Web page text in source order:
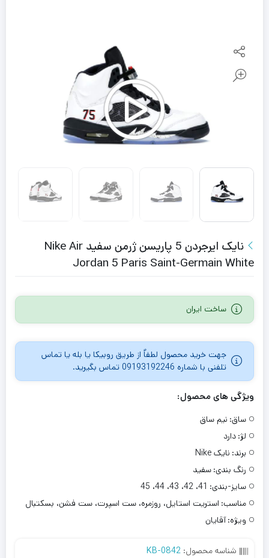
نایک ایرجردن 5 پاریسن ژرمن سفید Nike Air
Jordan 5 Paris Saint-Germain White
ساخت ایران
جهت خرید محصول لطفاٌ از طریق روبیکا یا بله یا تماس
تلفنی با شماره 09193192246 تماس بگیرید.
ویژگی های محصول:
ساق: نیم ساق
لژ: دارد
برند: نایک Nike
رنگ بندی: سفید
سایز-بندی: 41، 42، 43، 44، 45
مناسب: استریت استایل، روزمره، ست اسپرت، ست فشن، بسکتبال
ویژه: آقایان
شناسه محصول: KB-0842